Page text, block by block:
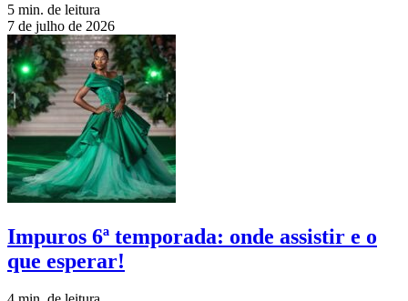
5 min. de leitura
7 de julho de 2026
Impuros 6ª temporada: onde assistir e o
que esperar!